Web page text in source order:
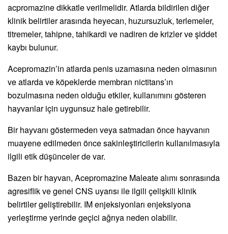
acpromazine dikkatle verilmelidir. Atlarda bildirilen diğer
klinik belirtiler arasında heyecan, huzursuzluk, terlemeler,
titremeler, tahipne, tahikardi ve nadiren de krizler ve şiddet
kaybı bulunur.
Acepromazin’in atlarda penis uzamasına neden olmasının
ve atlarda ve köpeklerde membran nictitans’ın
bozulmasına neden olduğu etkiler, kullanımını gösteren
hayvanlar için uygunsuz hale getirebilir.
Bir hayvanı göstermeden veya satmadan önce hayvanın
muayene edilmeden önce sakinleştiricilerin kullanılmasıyla
ilgili etik düşünceler de var.
Bazen bir hayvan, Acepromazine Maleate alımı sonrasında
agresiflik ve genel CNS uyarısı ile ilgili çelişkili klinik
belirtiler geliştirebilir. IM enjeksiyonları enjeksiyona
yerleştirme yerinde geçici ağrıya neden olabilir.